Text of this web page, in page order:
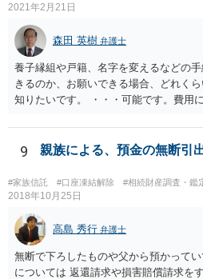
2021年2月21日
森田 英樹 弁護士
養子縁組や戸籍、名字を変えるなどの
きるのか、お願いできる場合、どれく
知りたいです。 ・・・可能です。費
ています。 やはり、成人した子のこと
の事だけ考えるべきなのでしょうか ・
い解決案があればお悩みになるのは当
と親子関係を結びたいと思っているが、
子縁組の必要があり 氏も変更すること
しているとは言え、自分の子と私の連
望。もちろん私もそうできればと思い
るいは 遺言書などで その意思を実現
士に相談してみてください。
9 親族による、預金の無断引
#家族信託 #口座凍結解除 #相続財産調査・鑑
2018年10月25日
高島 秀行 弁護士
無断で下ろしたものや父から預かって
については 返還請求や損害賠償請求を